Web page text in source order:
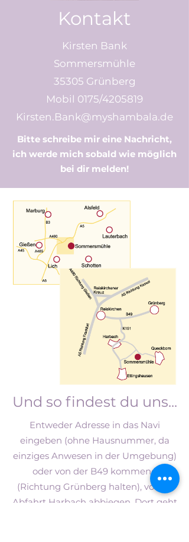
Kontakt
Kirsten Bank
Sommersmühle
35305 Grünberg
Mobil 0175/4205819
Kirsten.Bank@myshambala.de
Bitte schreibe mir eine Nachricht,
ich werde mich sobald wie möglich
bei dir melden!
Und so findest du uns...
Entweder Adresse in das Navi
eingeben (ohne Hausnummer, da
einziges Anwesen in der Umgebung)
oder von der B49 kommend
(Richtung Grünberg halten), vorher
Abfahrt Harbach abbiegen. Dort geht